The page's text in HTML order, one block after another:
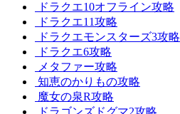
ドラクエ10オフライン攻略
ドラクエ11攻略
ドラクエモンスターズ3攻略
ドラクエ6攻略
メタファー攻略
知恵のかりもの攻略
魔女の泉R攻略